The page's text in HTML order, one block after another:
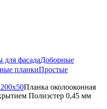
для фасадаДоборные
планкиПростые
Планка околооконная
Полиэстер 0,45 мм